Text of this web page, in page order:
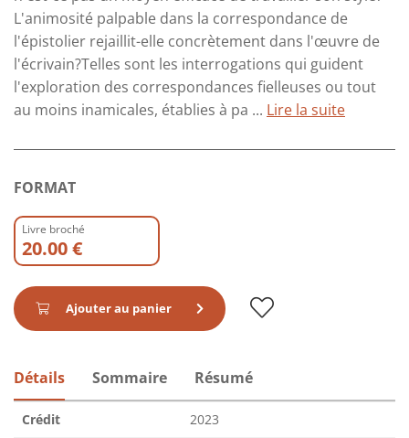
L'animosité palpable dans la correspondance de
l'épistolier rejaillit-elle concrètement dans l'œuvre de
l'écrivain?Telles sont les interrogations qui guident
l'exploration des correspondances fielleuses ou tout
au moins inamicales, établies à pa ... Lire la suite
FORMAT
Livre broché
20.00 €
Ajouter au panier
Détails Sommaire Résumé
Crédit 2023